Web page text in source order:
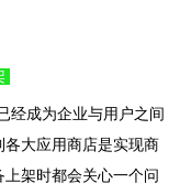
经成为企业与用户之间
大应用商店是实现商
架时都会关心一个问